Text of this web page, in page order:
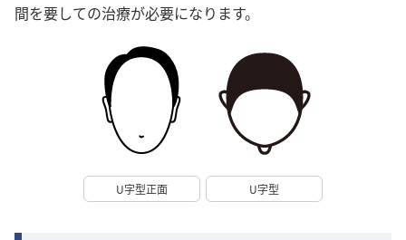
間を要しての治療が必要になります。
U字型正面 U字型